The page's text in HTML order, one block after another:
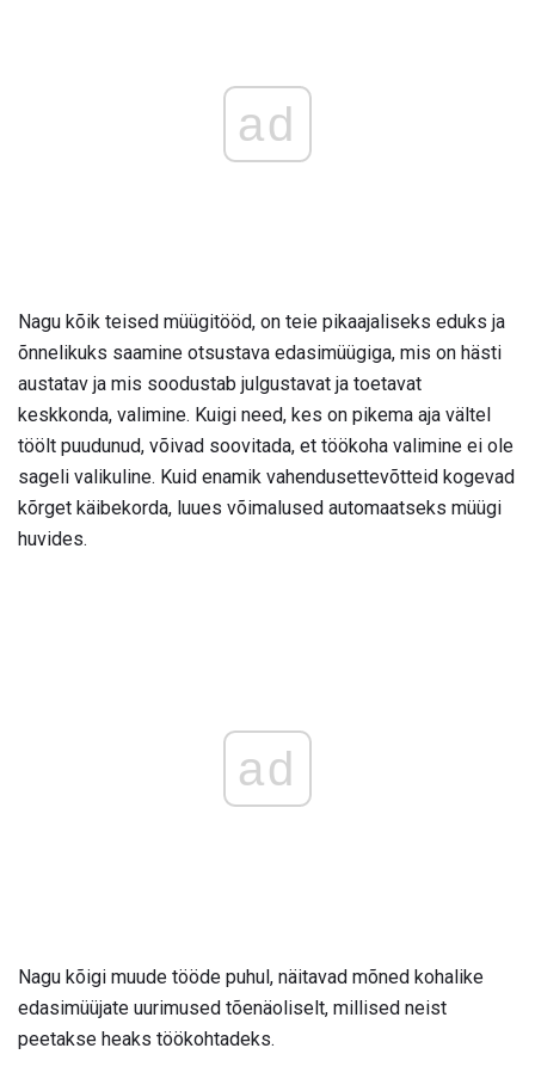
ad
Nagu kõik teised müügitööd, on teie pikaajaliseks eduks ja
õnnelikuks saamine otsustava edasimüügiga, mis on hästi
austatav ja mis soodustab julgustavat ja toetavat
keskkonda, valimine. Kuigi need, kes on pikema aja vältel
töölt puudunud, võivad soovitada, et töökoha valimine ei ole
sageli valikuline. Kuid enamik vahendusettevõtteid kogevad
kõrget käibekorda, luues võimalused automaatseks müügi
huvides.
ad
Nagu kõigi muude tööde puhul, näitavad mõned kohalike
edasimüüjate uurimused tõenäoliselt, millised neist
peetakse heaks töökohtadeks.